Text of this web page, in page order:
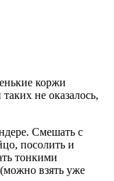
коржи
не оказалось,
Смешать с
посолить и
тонкими
взять уже